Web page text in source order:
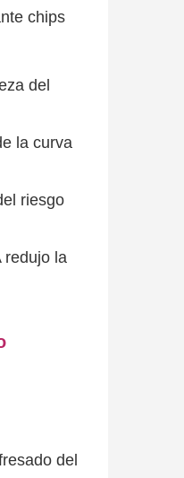
chips
del
la curva
riesgo
la
del